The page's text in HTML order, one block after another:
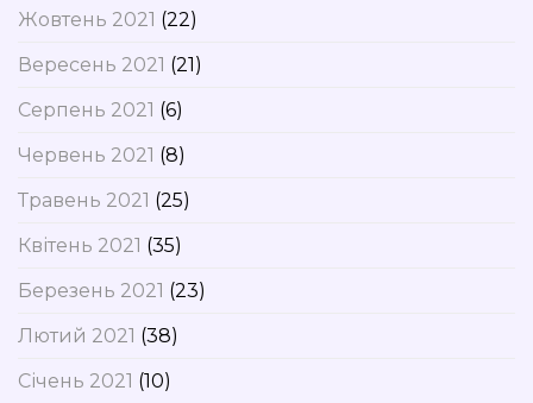
Жовтень 2021 (22)
Вересень 2021 (21)
Серпень 2021 (6)
Червень 2021 (8)
Травень 2021 (25)
Квітень 2021 (35)
Березень 2021 (23)
Лютий 2021 (38)
Січень 2021 (10)